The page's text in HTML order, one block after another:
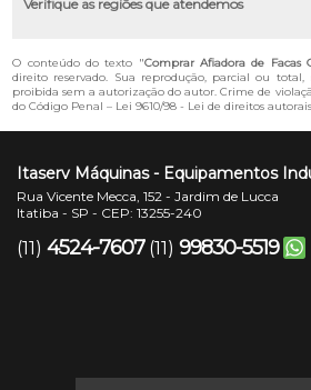
Verifique as regiões que atendemos
O conteúdo do texto "Comprar Afiadora de Facas
direito reservado. Sua reprodução, parcial ou total,
proibida sem a autorização do autor. Crime de
do Código Penal – Lei 9610/98 - Lei de direitos
Itaserv Máquinas - Equipamentos
Rua Vicente Mecca, 152 - Jardim de Lucca
Itatiba - SP - CEP: 13255-240
(11) 4524-7607 (11) 99830-5519